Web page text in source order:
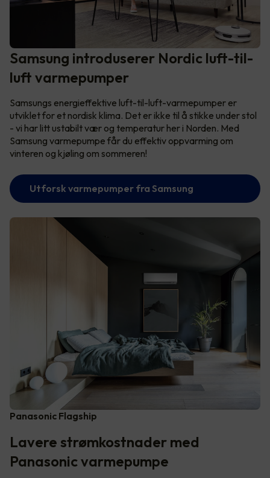
Samsung introduserer Nordic luft-til-
luft varmepumper
Samsungs energieffektive luft-til-luft-varmepumper er
utviklet for et nordisk klima. Det er ikke til å stikke under stol
- vi har litt ustabilt vær og temperatur her i Norden. Med
Samsung varmepumpe får du effektiv oppvarming om
vinteren og kjøling om sommeren!
Utforsk varmepumper fra Samsung
Panasonic Flagship
Lavere strømkostnader med
Panasonic varmepumpe